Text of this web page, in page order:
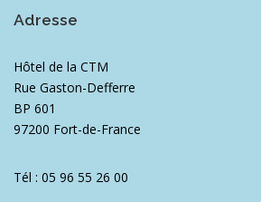
Adresse
Hôtel de la CTM
Rue Gaston-Defferre
BP 601
97200 Fort-de-France
Tél : 05 96 55 26 00